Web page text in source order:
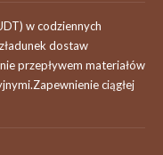
w codziennych
dostaw
przepływem materiałów
ciągłej